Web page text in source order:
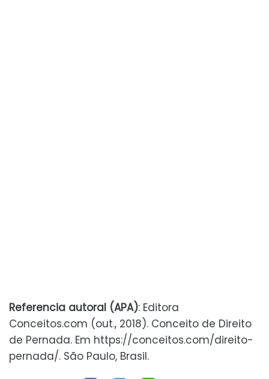
Referencia autoral (APA): Editora
Conceitos.com (out., 2018). Conceito de Direito
de Pernada. Em https://conceitos.com/direito-
pernada/. São Paulo, Brasil.